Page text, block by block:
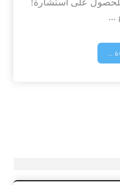
على استشارة!
...
...